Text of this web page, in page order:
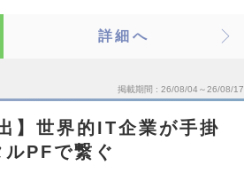
詳細へ
掲載期間 26/08/04～26/08/17
】世界的IT企業が手掛
PFで繋ぐ